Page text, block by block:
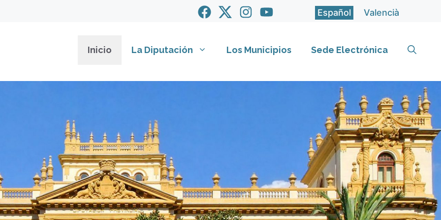
Español Valencià
Inicio La Diputación Los Municipios Sede Electrónica